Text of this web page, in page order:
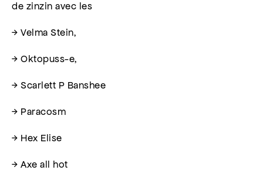
de zinzin avec les
→ Velma Stein,
→ Oktopuss-e,
→ Scarlett P Banshee
→ Paracosm
→ Hex Elise
→ Axe all hot